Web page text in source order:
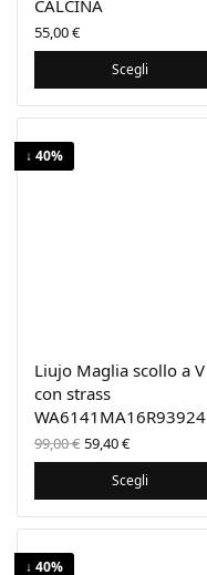
CALCINA
55,00€
Scegli
↓ 40%
Liujo Maglia scollo a V
con strass
WA6141MA16R93924
99,00€ Il prezzo
originale
era:
99,00 €.
59,40€Il
prezzo
attuale
è:
59,40 €.
Scegli
↓ 40%